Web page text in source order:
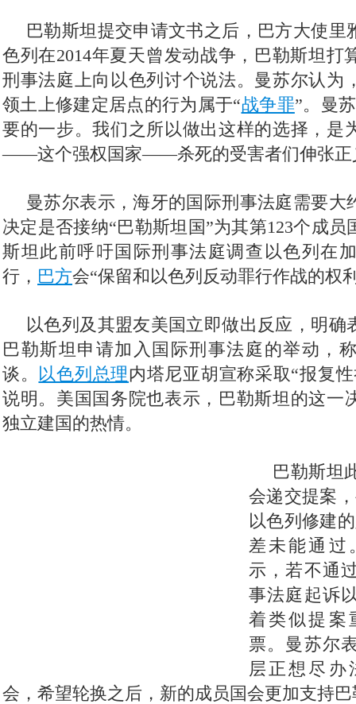
巴勒斯坦提交申请文书之后，巴方大使里
色列在2014年夏天曾发动战争，巴勒斯坦打
刑事法庭上向以色列讨个说法。曼苏尔认为
领土上修建定居点的行为属于“战争罪”。曼
要的一步。我们之所以做出这样的选择，是
——这个强权国家——杀死的受害者们伸张正
曼苏尔表示，海牙的国际刑事法庭需要大
决定是否接纳“巴勒斯坦国”为其第123个成员
斯坦此前呼吁国际刑事法庭调查以色列在
行， 巴方会“保留和以色列反动罪行作战的权
以色列及其盟友美国立即做出反应，明确
巴勒斯坦申请加入国际刑事法庭的举动，
谈。 以色列总理 内塔尼亚胡宣称采取“报复
说明。美国国务院也表示，巴勒斯坦的这一
独立建国的热情。
巴勒斯坦
会递交提案
以色列修建
差未能通过
示，若不通
事法庭起诉
着类似提案
票。曼苏尔
层正想尽办
会，希望轮换之后，新的成员国会更加支持